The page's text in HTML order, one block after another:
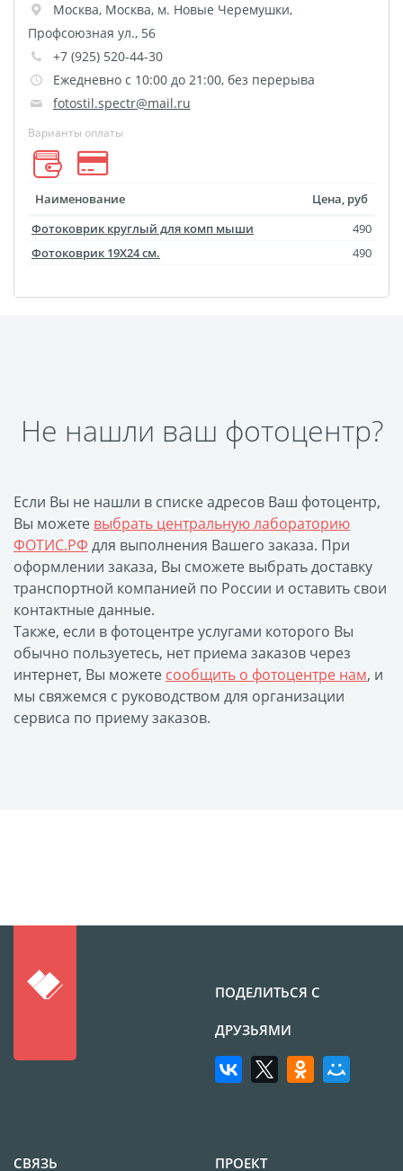
Календарь настольный
домик
Календари настенные с
блоком
Елочный шарик
(новогод. игрушки)
Календарь карманный
Письмо от Деда Мороза
Таблички на
автомобиль
Фотокамни
Грамоты и дипломы
Прикольные принты
Фотокристаллы
УФ печать на чехлах
Открытки и
приглашения
Рамки и шары водяные
Фотокарточки
Домовые таблички
Наклейки и стикеры
Портфолио
Москва, Москва, м. Новые Черемушки,
Профсоюзная ул., 56
+7 (925) 520-44-30
Ежедневно с 10:00 до 21:00, без перерыва
fotostil.spectr@mail.ru
Варианты оплаты
Наименование
Цена, руб
Фотоковрик круглый для комп мыши
490
Фотоковрик 19X24 см.
490
Не нашли ваш фотоцентр?
Если Вы не нашли в списке адресов Ваш фотоцентр,
Вы можете выбрать центральную лабораторию
ФОТИС.РФ для выполнения Вашего заказа. При
оформлении заказа, Вы сможете выбрать доставку
транспортной компанией по России и оставить свои
контактные данные.
Также, если в фотоцентре услугами которого Вы
обычно пользуетесь, нет приема заказов через
интернет, Вы можете сообщить о фотоцентре нам, и
мы свяжемся с руководством для организации
сервиса по приему заказов.
ПОДЕЛИТЬСЯ С
ДРУЗЬЯМИ
СВЯЗЬ ПРОЕКТ